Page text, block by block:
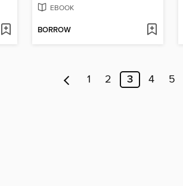
EBOOK
BORROW
1 2 3 4 5